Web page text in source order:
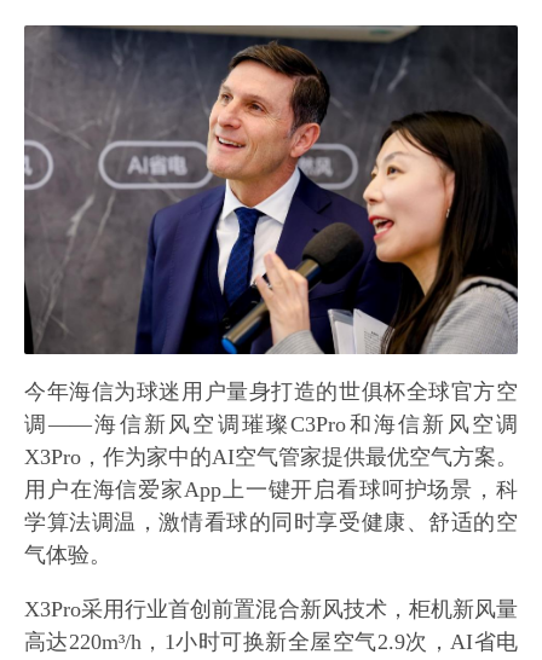
今年海信为球迷用户量身打造的世俱杯全球官方空
调——海信新风空调璀璨C3Pro和海信新风空调
X3Pro，作为家中的AI空气管家提供最优空气方案。
用户在海信爱家App上一键开启看球呵护场景，科
学算法调温，激情看球的同时享受健康、舒适的空
气体验。
X3Pro采用行业首创前置混合新风技术，柜机新风量
高达220m³/h，1小时可换新全屋空气2.9次，AI省电